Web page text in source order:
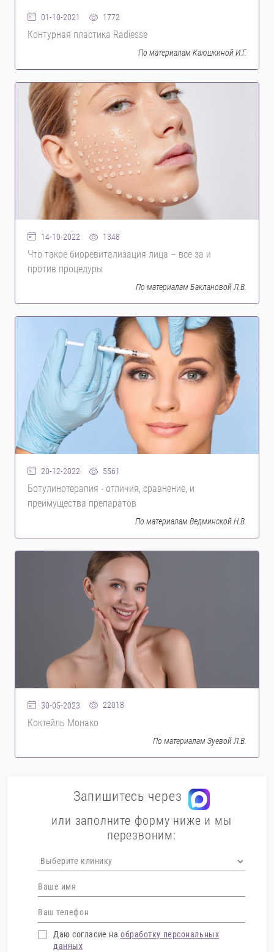
01-10-2021 1772
Контурная пластика Radiesse
По материалам Каюшкиной И.Г.
14-10-2022 1348
Что такое биоревитализация лица – все за и
против процедуры
По материалам Баклановой Л.В.
20-12-2022 5561
Ботулинотерапия - отличия, сравнение, и
преимyщества препаратов
По материалам Ведминской Н.В.
30-05-2023 22018
Коктейль Монако
По материалам Зуевой Л.В.
Запишитесь через
или заполните форму ниже и мы
перезвоним:
Даю согласие на обработку персональных
данных